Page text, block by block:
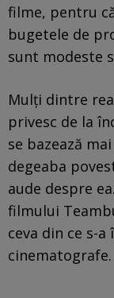
filme, pentru
bugetele de
sunt modeste
Mulți dintre
privesc de la
se bazează
degeaba
aude despre
filmului
ceva din ce s-
cinematografe.